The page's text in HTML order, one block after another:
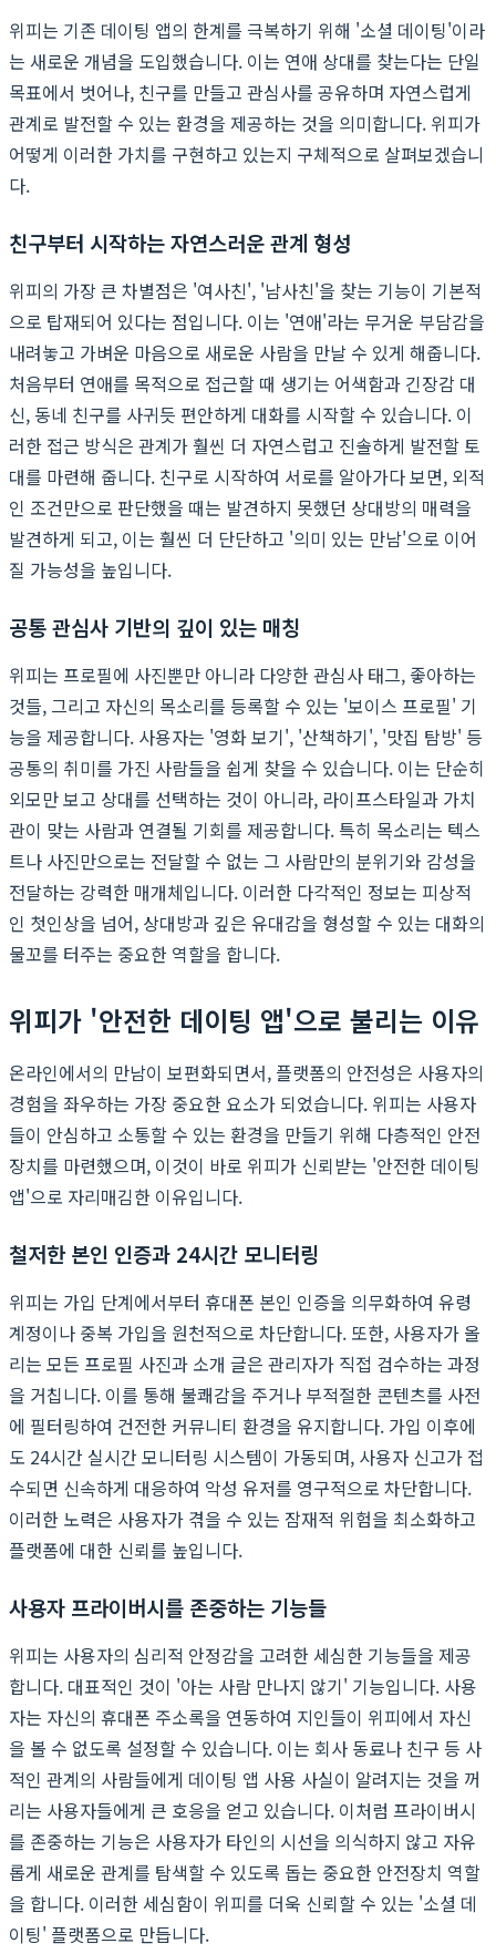
위피는 기존 데이팅 앱의 한계를 극복하기 위해 '소셜 데이팅'이라
는 새로운 개념을 도입했습니다. 이는 연애 상대를 찾는다는 단일
목표에서 벗어나, 친구를 만들고 관심사를 공유하며 자연스럽게
관계로 발전할 수 있는 환경을 제공하는 것을 의미합니다. 위피가
어떻게 이러한 가치를 구현하고 있는지 구체적으로 살펴보겠습니
다.
친구부터 시작하는 자연스러운 관계 형성
위피의 가장 큰 차별점은 '여사친', '남사친'을 찾는 기능이 기본적
으로 탑재되어 있다는 점입니다. 이는 '연애'라는 무거운 부담감을
내려놓고 가벼운 마음으로 새로운 사람을 만날 수 있게 해줍니다.
처음부터 연애를 목적으로 접근할 때 생기는 어색함과 긴장감 대
신, 동네 친구를 사귀듯 편안하게 대화를 시작할 수 있습니다. 이
러한 접근 방식은 관계가 훨씬 더 자연스럽고 진솔하게 발전할 토
대를 마련해 줍니다. 친구로 시작하여 서로를 알아가다 보면, 외적
인 조건만으로 판단했을 때는 발견하지 못했던 상대방의 매력을
발견하게 되고, 이는 훨씬 더 단단하고 '의미 있는 만남'으로 이어
질 가능성을 높입니다.
공통 관심사 기반의 깊이 있는 매칭
위피는 프로필에 사진뿐만 아니라 다양한 관심사 태그, 좋아하는
것들, 그리고 자신의 목소리를 등록할 수 있는 '보이스 프로필' 기
능을 제공합니다. 사용자는 '영화 보기', '산책하기', '맛집 탐방' 등
공통의 취미를 가진 사람들을 쉽게 찾을 수 있습니다. 이는 단순히
외모만 보고 상대를 선택하는 것이 아니라, 라이프스타일과 가치
관이 맞는 사람과 연결될 기회를 제공합니다. 특히 목소리는 텍스
트나 사진만으로는 전달할 수 없는 그 사람만의 분위기와 감성을
전달하는 강력한 매개체입니다. 이러한 다각적인 정보는 피상적
인 첫인상을 넘어, 상대방과 깊은 유대감을 형성할 수 있는 대화의
물꼬를 터주는 중요한 역할을 합니다.
위피가 '안전한 데이팅 앱'으로 불리는 이유
온라인에서의 만남이 보편화되면서, 플랫폼의 안전성은 사용자의
경험을 좌우하는 가장 중요한 요소가 되었습니다. 위피는 사용자
들이 안심하고 소통할 수 있는 환경을 만들기 위해 다층적인 안전
장치를 마련했으며, 이것이 바로 위피가 신뢰받는 '안전한 데이팅
앱'으로 자리매김한 이유입니다.
철저한 본인 인증과 24시간 모니터링
위피는 가입 단계에서부터 휴대폰 본인 인증을 의무화하여 유령
계정이나 중복 가입을 원천적으로 차단합니다. 또한, 사용자가 올
리는 모든 프로필 사진과 소개 글은 관리자가 직접 검수하는 과정
을 거칩니다. 이를 통해 불쾌감을 주거나 부적절한 콘텐츠를 사전
에 필터링하여 건전한 커뮤니티 환경을 유지합니다. 가입 이후에
도 24시간 실시간 모니터링 시스템이 가동되며, 사용자 신고가 접
수되면 신속하게 대응하여 악성 유저를 영구적으로 차단합니다.
이러한 노력은 사용자가 겪을 수 있는 잠재적 위험을 최소화하고
플랫폼에 대한 신뢰를 높입니다.
사용자 프라이버시를 존중하는 기능들
위피는 사용자의 심리적 안정감을 고려한 세심한 기능들을 제공
합니다. 대표적인 것이 '아는 사람 만나지 않기' 기능입니다. 사용
자는 자신의 휴대폰 주소록을 연동하여 지인들이 위피에서 자신
을 볼 수 없도록 설정할 수 있습니다. 이는 회사 동료나 친구 등 사
적인 관계의 사람들에게 데이팅 앱 사용 사실이 알려지는 것을 꺼
리는 사용자들에게 큰 호응을 얻고 있습니다. 이처럼 프라이버시
를 존중하는 기능은 사용자가 타인의 시선을 의식하지 않고 자유
롭게 새로운 관계를 탐색할 수 있도록 돕는 중요한 안전장치 역할
을 합니다. 이러한 세심함이 위피를 더욱 신뢰할 수 있는 '소셜 데
이팅' 플랫폼으로 만듭니다.